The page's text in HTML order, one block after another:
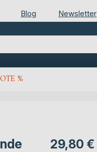
Blog Newsletter
%
29,80 €